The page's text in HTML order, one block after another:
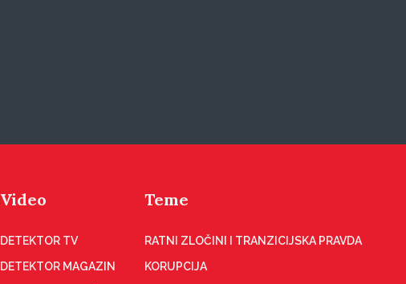
Video
DETEKTOR TV
DETEKTOR MAGAZIN
Teme
RATNI ZLOČINI I TRANZICIJSKA PRAVDA
KORUPCIJA